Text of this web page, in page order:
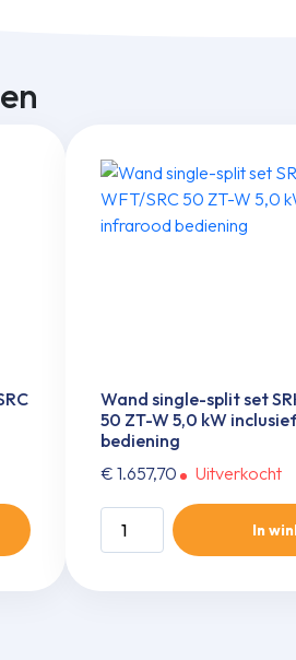
Wand single-split set
50 ZT-W 5,0 kW
bediening
€ 1.657,70 Uitverkocht
Wand
single-
In